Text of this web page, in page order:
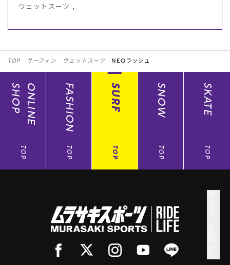
ウェットスーツ ,
TOP サーフィン ウェットスーツ NEOラッシュ
ONLINE
SHOP
TOP
FASHION
TOP
SURF
TOP
SNOW
TOP
SKATE
TOP